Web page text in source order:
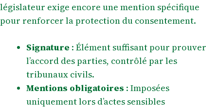
législateur exige encore une mention spécifique
pour renforcer la protection du consentement.
Signature : Élément suffisant pour prouver
l’accord des parties, contrôlé par les
tribunaux civils.
Mentions obligatoires : Imposées
uniquement lors d’actes sensibles